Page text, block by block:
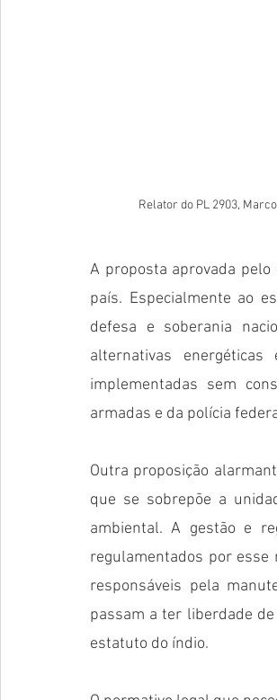
Relator do PL 2903,
A proposta aprovada
país. Especialmente ao
defesa e soberania
alternativas
implementadas sem
armadas e da polícia
Outra proposição
que se sobrepõe a
ambiental. A gestão e
regulamentados por
responsáveis pela
passam a ter liberdade
estatuto do índio.